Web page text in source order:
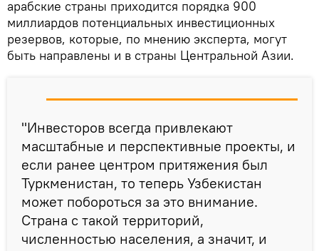
арабские страны приходится порядка 900
миллиардов потенциальных инвестиционных
резервов, которые, по мнению эксперта, могут
быть направлены и в страны Центральной Азии.
"Инвесторов всегда привлекают
масштабные и перспективные проекты, и
если ранее центром притяжения был
Туркменистан, то теперь Узбекистан
может побороться за это внимание.
Страна с такой территорий,
численностью населения, а значит, и